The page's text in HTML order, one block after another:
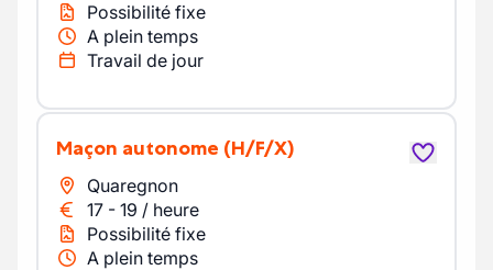
Possibilité fixe
A plein temps
Travail de jour
Maçon autonome (H/F/X)
Quaregnon
17 - 19 / heure
Possibilité fixe
A plein temps